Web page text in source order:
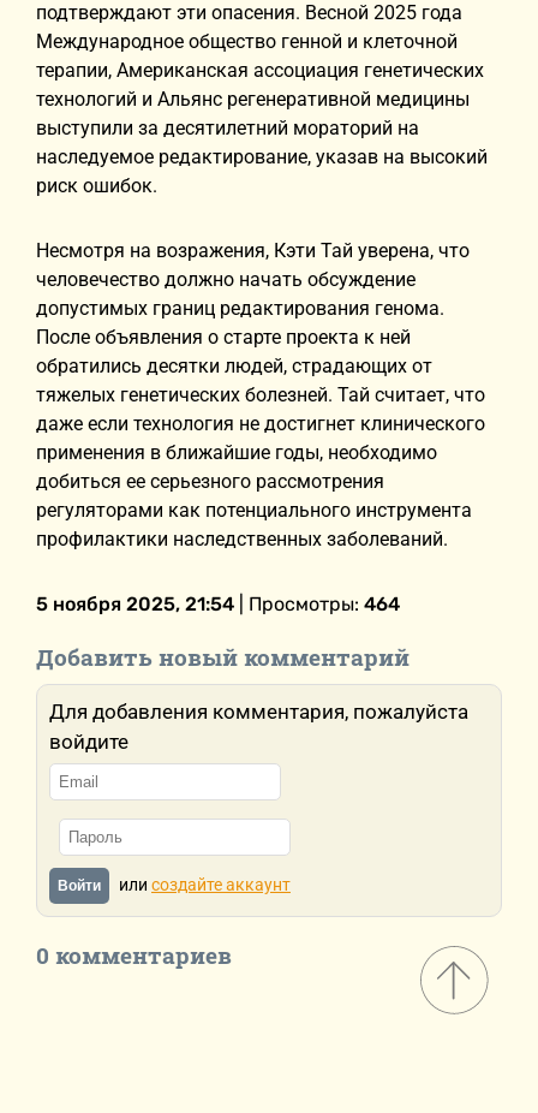
подтверждают эти опасения. Весной 2025 года
Международное общество генной и клеточной
терапии, Американская ассоциация генетических
технологий и Альянс регенеративной медицины
выступили за десятилетний мораторий на
наследуемое редактирование, указав на высокий
риск ошибок.
Несмотря на возражения, Кэти Тай уверена, что
человечество должно начать обсуждение
допустимых границ редактирования генома.
После объявления о старте проекта к ней
обратились десятки людей, страдающих от
тяжелых генетических болезней. Тай считает, что
даже если технология не достигнет клинического
применения в ближайшие годы, необходимо
добиться ее серьезного рассмотрения
регуляторами как потенциального инструмента
профилактики наследственных заболеваний.
5 ноября 2025, 21:54 | Просмотры: 464
Добавить новый комментарий
Для добавления комментария, пожалуйста
войдите
Войти или создайте аккаунт
0 комментариев